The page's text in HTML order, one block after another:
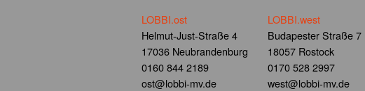
LOBBI.ost
Helmut-Just-Straße 4
17036 Neubrandenburg
0160 844 2189
ost@lobbi-mv.de
LOBBI.west
Budapester Straße 7
18057 Rostock
0170 528 2997
west@lobbi-mv.de